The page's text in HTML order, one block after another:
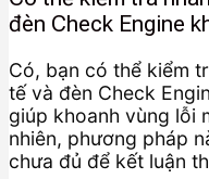
đèn Check Engine
Có, bạn có thể kiểm
tế và đèn Check
giúp khoanh vùng lỗi
nhiên, phương pháp
chưa đủ để kết luận